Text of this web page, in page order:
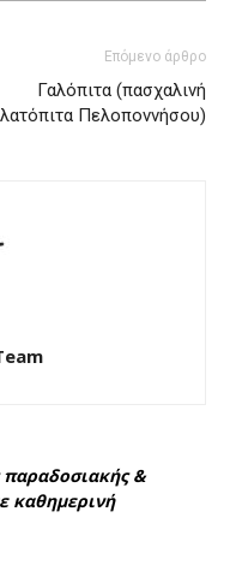
Επόμενο άρθρο
Γαλόπιτα (πασχαλινή
Πελοποννήσου)
&
καθημερινή